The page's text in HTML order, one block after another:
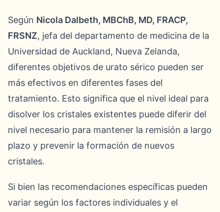
Según Nicola Dalbeth, MBChB, MD, FRACP,
FRSNZ, jefa del departamento de medicina de la
Universidad de Auckland, Nueva Zelanda,
diferentes objetivos de urato sérico pueden ser
más efectivos en diferentes fases del
tratamiento. Esto significa que el nivel ideal para
disolver los cristales existentes puede diferir del
nivel necesario para mantener la remisión a largo
plazo y prevenir la formación de nuevos
cristales.
Si bien las recomendaciones específicas pueden
variar según los factores individuales y el